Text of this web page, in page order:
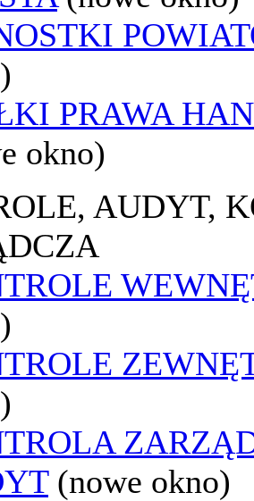
PRAWA
okno)
AUDYT,
(nowe okno)